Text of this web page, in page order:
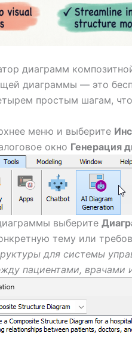
диаграмм
диаграммы — это
простым шагам,
меню и выберите
окно Генерация
выберите
тему или
для системы
пациентами, врачами